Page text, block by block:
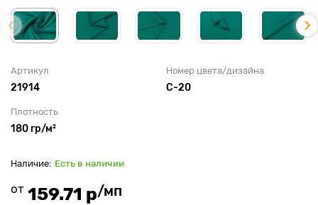
Артикул
21914
Номер цвета/дизайна
С-20
Плотность
180 гр/м²
Есть в наличии
от 159.71 р/мп